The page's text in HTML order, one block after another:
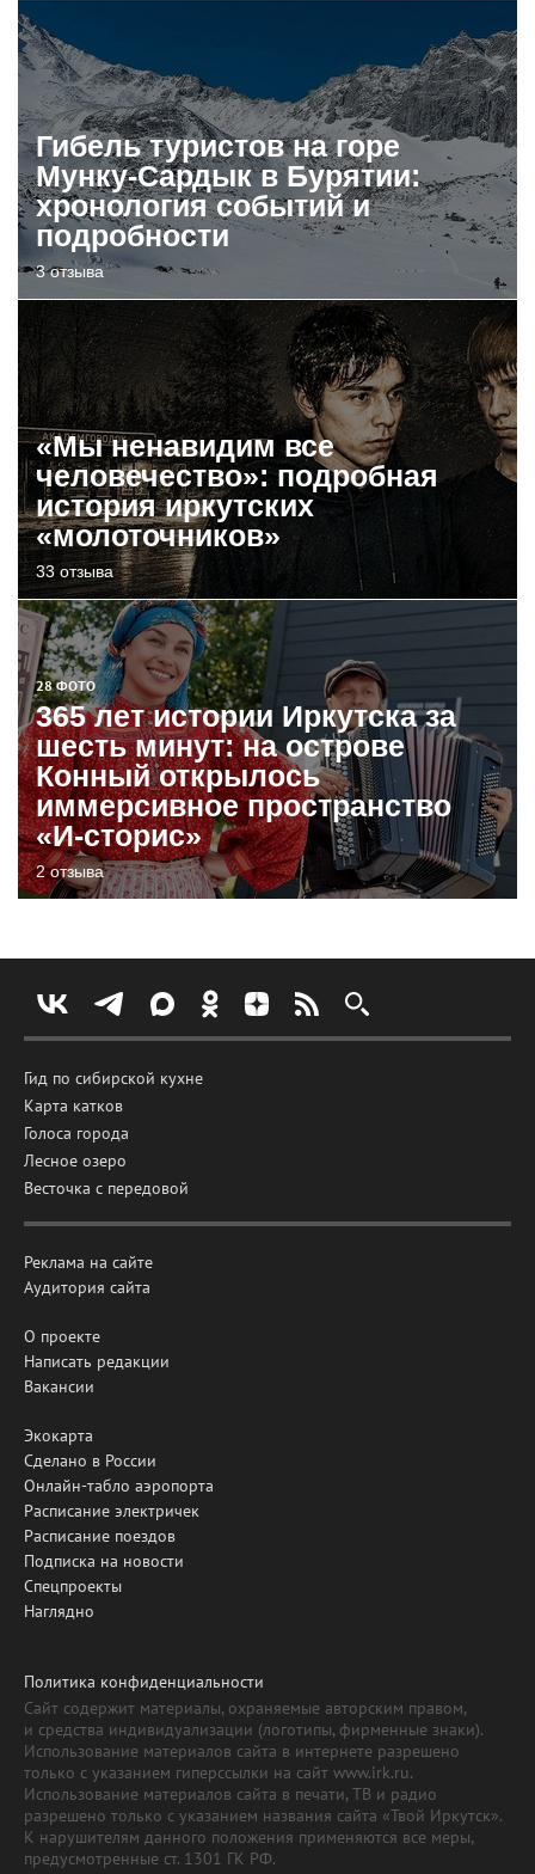
Гибель туристов на горе
Мунку-Сардык в Бурятии:
хронология событий и
подробности
3 отзыва
«Мы ненавидим все
человечество»: подробная
история иркутских
«молоточников»
33 отзыва
28 ФОТО
365 лет истории Иркутска за
шесть минут: на острове
Конный открылось
иммерсивное пространство
«И-сторис»
2 отзыва
Гид по сибирской кухне
Карта катков
Голоса города
Лесное озеро
Весточка с передовой
Реклама на сайте
Аудитория сайта
О проекте
Написать редакции
Вакансии
Экокарта
Сделано в России
Онлайн-табло аэропорта
Расписание электричек
Расписание поездов
Подписка на новости
Спецпроекты
Наглядно
Политика конфиденциальности
Сайт содержит материалы, охраняемые авторским правом,
и средства индивидуализации (логотипы, фирменные знаки).
Использование материалов сайта в интернете разрешено
только с указанием гиперссылки на сайт www.irk.ru.
Использование материалов сайта в печати, ТВ и радио
разрешено только с указанием названия сайта «Твой Иркутск».
К нарушителям данного положения применяются все меры,
предусмотренные ст. 1301 ГК РФ.